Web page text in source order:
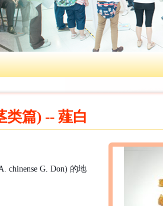
类篇) -- 薤白
chinense G. Don) 的地